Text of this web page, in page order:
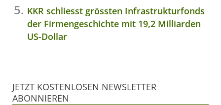
KKR schliesst grössten Infrastrukturfonds
der Firmengeschichte mit 19,2 Milliarden
US-Dollar
JETZT KOSTENLOSEN NEWSLETTER
ABONNIEREN